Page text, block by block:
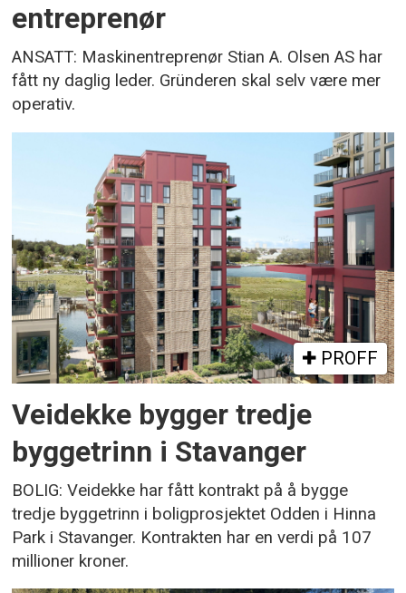
entreprenør
ANSATT: Maskinentreprenør Stian A. Olsen AS har
fått ny daglig leder. Gründeren skal selv være mer
operativ.
PROFF
Veidekke bygger tredje
byggetrinn i Stavanger
BOLIG: Veidekke har fått kontrakt på å bygge
tredje byggetrinn i boligprosjektet Odden i Hinna
Park i Stavanger. Kontrakten har en verdi på 107
millioner kroner.